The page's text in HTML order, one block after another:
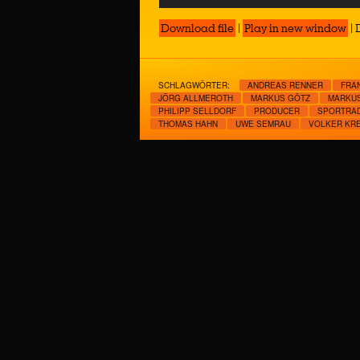
Download file | Play in new window |
SCHLAGWÖRTER: ANDREAS RENNER
JÖRG ALLMEROTH
MARKUS GÖTZ
PHILIPP SELLDORF
PRODUCER
THOMAS HAHN
UWE SEMRAU VOLKER